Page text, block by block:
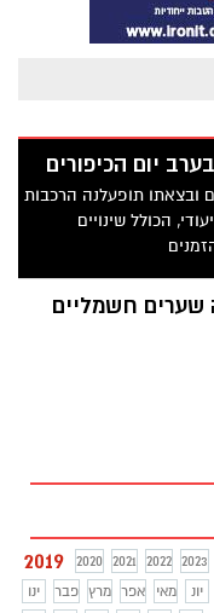
יום הכיפורים
ובצאתו תופעלנה הרכבות
הכולל שינויים
שערים חשמליים
2019 2020 2021 2022 2023
ינו
פבר מרץ אפר מאי יונ